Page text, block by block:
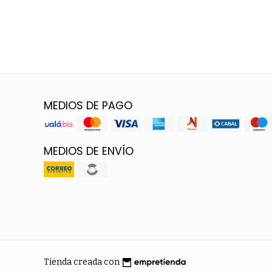
MEDIOS DE PAGO
MEDIOS DE ENVÍO
Tienda creada con